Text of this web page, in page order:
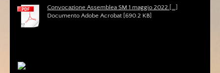
Convocazione Assemblea SM 1 maggio 2022.[...]
Documento Adobe Acrobat [690.2 KB]